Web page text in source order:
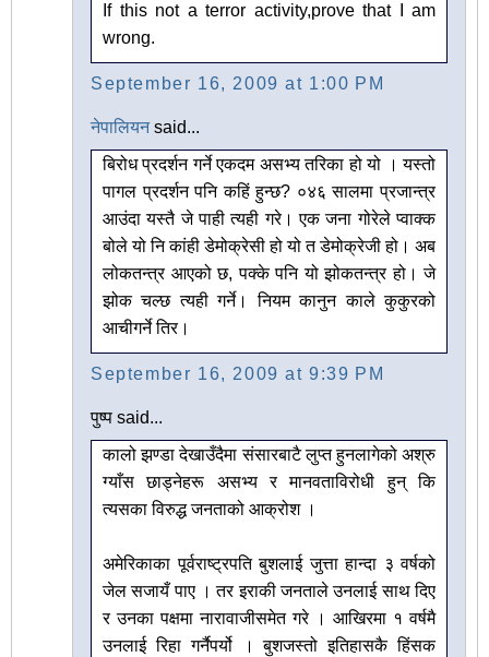
If this not a terror activity,prove that I am
wrong.
September 16, 2009 at 1:00 PM
नेपालियनsaid...
बिरोध प्रदर्शन गर्ने एकदम असभ्य तरिका हो यो । यस्तो
पागल प्रदर्शन पनि कहिं हुन्छ? ०४६ सालमा प्रजान्त्र
आउंदा यस्तै जे पाही त्यही गरे। एक जना गोरेले प्वाक्क
बोले यो नि कांही डेमोक्रेसी हो यो त डेमोक्रेजी हो। अब
लोकतन्त्र आएको छ, पक्के पनि यो झोकतन्त्र हो। जे
झोक चल्छ त्यही गर्ने। नियम कानुन काले कुकुरको
आचीगर्ने तिर।
September 16, 2009 at 9:39 PM
पुष्प said...
कालो झण्डा देखाउँदैमा संसारबाटै लुप्त हुनलागेको अश्रु
ग्याँस छाड्नेहरू असभ्य र मानवताविरोधी हुन् कि
त्यसका विरुद्ध जनताको आक्रोश ।
अमेरिकाका पूर्वराष्ट्रपति बुशलाई जुत्ता हान्दा ३ वर्षको
जेल सजायँ पाए । तर इराकी जनताले उनलाई साथ दिए
र उनका पक्षमा नारावाजीसमेत गरे । आखिरमा १ वर्षमै
उनलाई रिहा गर्नैपर्यो । बुशजस्तो इतिहासकै हिंसक